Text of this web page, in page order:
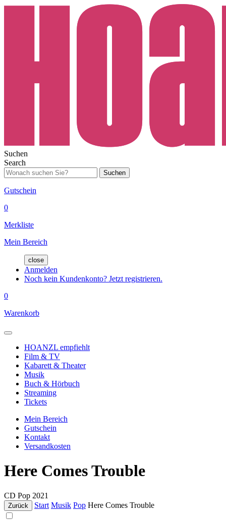
Suchen
Search
Suchen
Gutschein
0
Merkliste
Mein Bereich
close
Anmelden
Noch kein Kundenkonto? Jetzt registrieren.
0
Warenkorb
HOANZL empfiehlt
Film & TV
Kabarett & Theater
Musik
Buch & Hörbuch
Streaming
Tickets
Mein Bereich
Gutschein
Kontakt
Versandkosten
Here Comes Trouble
CD Pop 2021
Zurück Start Musik Pop Here Comes Trouble